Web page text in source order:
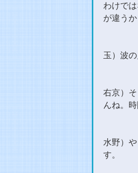
わけで
が違う
玉）波
右京）
んね。
水野）
す。